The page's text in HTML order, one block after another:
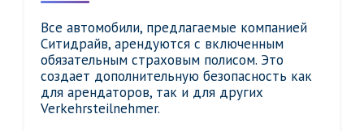
Все автомобили, предлагаемые компанией
Ситидрайв, арендуются с включенным
обязательным страховым полисом. Это
создает дополнительную безопасность как
для арендаторов, так и для других
Verkehrsteilnehmer.